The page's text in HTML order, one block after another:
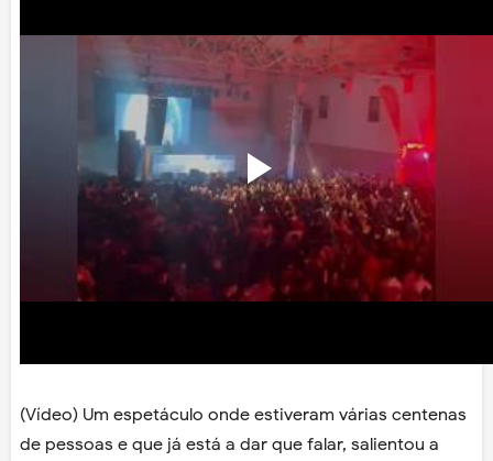
(Vídeo) Um espetáculo onde estiveram várias centenas
de pessoas e que já está a dar que falar, salientou a